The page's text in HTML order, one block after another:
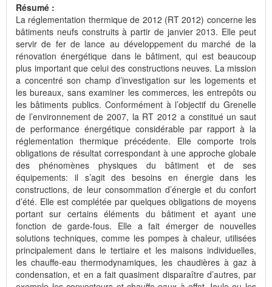
Résumé :
La réglementation thermique de 2012 (RT 2012) concerne les
bâtiments neufs construits à partir de janvier 2013. Elle peut
servir de fer de lance au développement du marché de la
rénovation énergétique dans le bâtiment, qui est beaucoup
plus important que celui des constructions neuves. La mission
a concentré son champ d’investigation sur les logements et
les bureaux, sans examiner les commerces, les entrepôts ou
les bâtiments publics. Conformément à l’objectif du Grenelle
de l’environnement de 2007, la RT 2012 a constitué un saut
de performance énergétique considérable par rapport à la
réglementation thermique précédente. Elle comporte trois
obligations de résultat correspondant à une approche globale
des phénomènes physiques du bâtiment et de ses
équipements: il s’agit des besoins en énergie dans les
constructions, de leur consommation d’énergie et du confort
d’été. Elle est complétée par quelques obligations de moyens
portant sur certains éléments du bâtiment et ayant une
fonction de garde-fous. Elle a fait émerger de nouvelles
solutions techniques, comme les pompes à chaleur, utilisées
principalement dans le tertiaire et les maisons individuelles,
les chauffe-eau thermodynamiques, les chaudières à gaz à
condensation, et en a fait quasiment disparaître d’autres, par